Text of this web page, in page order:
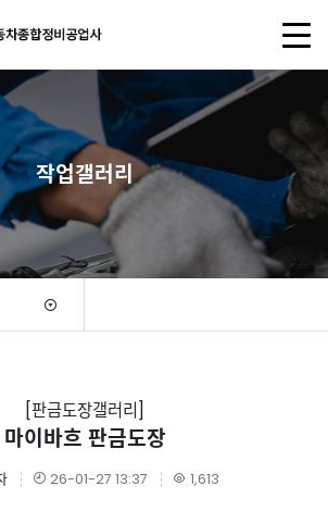
작업갤러리
[판금도장갤러리]
마이바흐 판금도장
26-01-27 13:37 1,613